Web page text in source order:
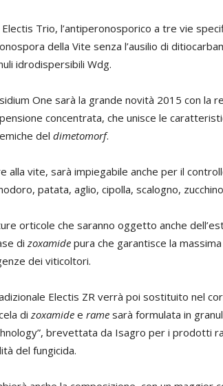
Trio, l’antiperonosporico a tre vie
della Vite senza l’ausilio di
idrodispersibili Wdg.
One sarà la grande novità 2015 con la
concentrata, che unisce le
del dimetomorf.
alla vite, sarà impiegabile anche per il
patata, aglio, cipolla, scalogno,
orticole che saranno oggetto anche
dizoxamide pura che garantisce la
dei viticoltori.
Electis ZR verrà poi sostituito nel
dizoxamide e rame sarà formulata in
brevettata da Isagro per i prodotti
del fungicida.